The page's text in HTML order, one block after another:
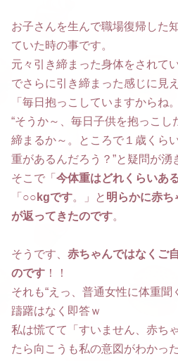
お子さんを生んで職場復帰した
ていた時の事です。
元々引き締まった身体をされて
でさらに引き締まった感じに見
「毎日抱っこしていますからね
“そうか～、毎日子供を抱っこし
締まるか～。ところで１歳くら
重があるんだろう？”と疑問が湧
そこで「 今体重はどれくらいあ
「 ○○kgです。」と 明らかに赤ち
が返ってきたのです。
そうです、 赤ちゃんではなくご
のです ！！
それも“えっ、普通女性に体重聞
躊躇はなく即答ｗ
私は慌てて「すいません、赤ち
たら向こうも私の意図がわか